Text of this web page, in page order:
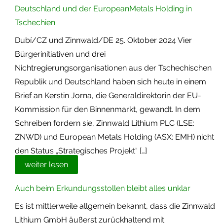
Deutschland und der EuropeanMetals Holding in
Tschechien
Dubí/CZ und Zinnwald/DE 25. Oktober 2024 Vier
Bürgerinitiativen und drei
Nichtregierungsorganisationen aus der Tschechischen
Republik und Deutschland haben sich heute in einem
Brief an Kerstin Jorna, die Generaldirektorin der EU-
Kommission für den Binnenmarkt, gewandt. In dem
Schreiben fordern sie, Zinnwald Lithium PLC (LSE:
ZNWD) und European Metals Holding (ASX: EMH) nicht
den Status „Strategisches Projekt“ […]
weiter lesen
Auch beim Erkundungsstollen bleibt alles unklar
Es ist mittlerweile allgemein bekannt, dass die Zinnwald
Lithium GmbH äußerst zurückhaltend mit